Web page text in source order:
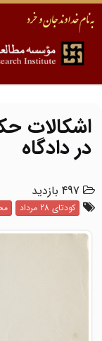
اشکالات
در دادگاه
497 بازدید
کودتای 28 مرداد